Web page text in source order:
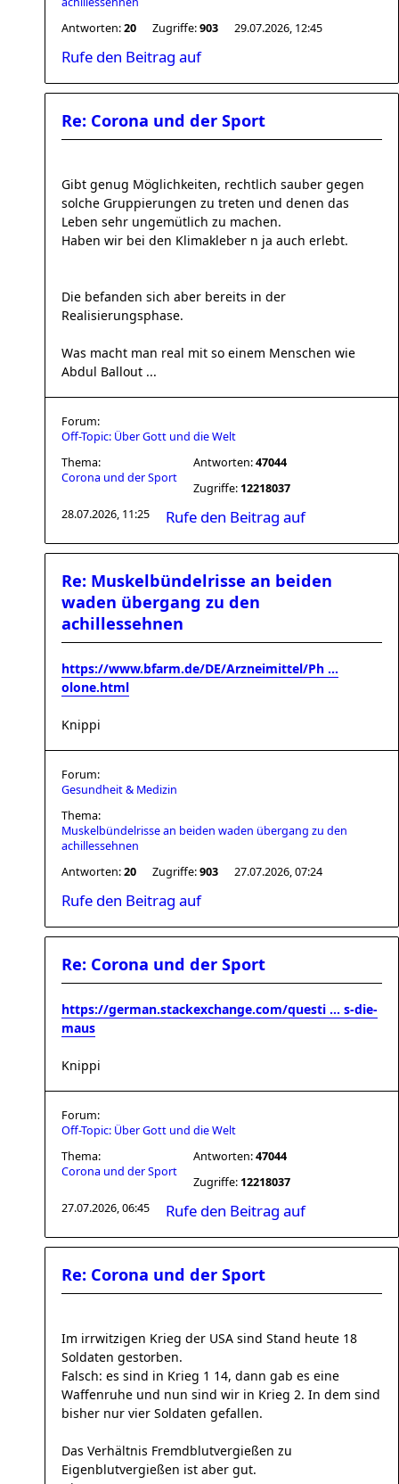
Antworten:20 Zugriffe:903 29.07.2026, 12:45
Rufe den Beitrag auf
Re: Corona und der Sport
Gibt genug Möglichkeiten, rechtlich sauber gegen
solche Gruppierungen zu treten und denen das
Leben sehr ungemütlich zu machen.
Haben wir bei den Klimakleber n ja auch erlebt.
Die befanden sich aber bereits in der
Realisierungsphase.
Was macht man real mit so einem Menschen wie
Abdul Ballout ...
Forum:
Off-Topic: Über Gott und die Welt
Thema:
Corona und der Sport
Antworten:47044
Zugriffe: 12218037
28.07.2026, 11:25
Rufe den Beitrag auf
Re: Muskelbündelrisse an beiden
waden übergang zu den
achillessehnen
https://www.bfarm.de/DE/Arzneimittel/Ph ...
olone.html
Knippi
Forum:
Gesundheit & Medizin
Thema:
Muskelbündelrisse an beiden waden übergang zu den
achillessehnen
Antworten:20 Zugriffe:903 27.07.2026, 07:24
Rufe den Beitrag auf
Re: Corona und der Sport
https://german.stackexchange.com/questi ... s-die-
maus
Knippi
Forum:
Off-Topic: Über Gott und die Welt
Thema:
Corona und der Sport
Antworten:47044
Zugriffe: 12218037
27.07.2026, 06:45
Rufe den Beitrag auf
Re: Corona und der Sport
Im irrwitzigen Krieg der USA sind Stand heute 18
Soldaten gestorben.
Falsch: es sind in Krieg 1 14, dann gab es eine
Waffenruhe und nun sind wir in Krieg 2. In dem sind
bisher nur vier Soldaten gefallen.
Das Verhältnis Fremdblutvergießen zu
Eigenblutvergießen ist aber gut.